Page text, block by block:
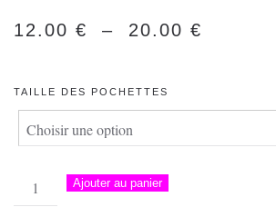
12.00 € – 20.00 €
12.00 €
TAILLE DES POCHETTES
quantité
de
Ajouter au panier